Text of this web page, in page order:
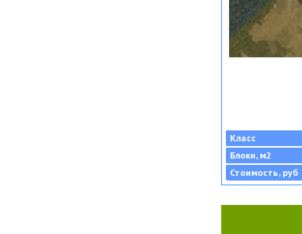
Класс
Блоки, м2
Стоимость, руб